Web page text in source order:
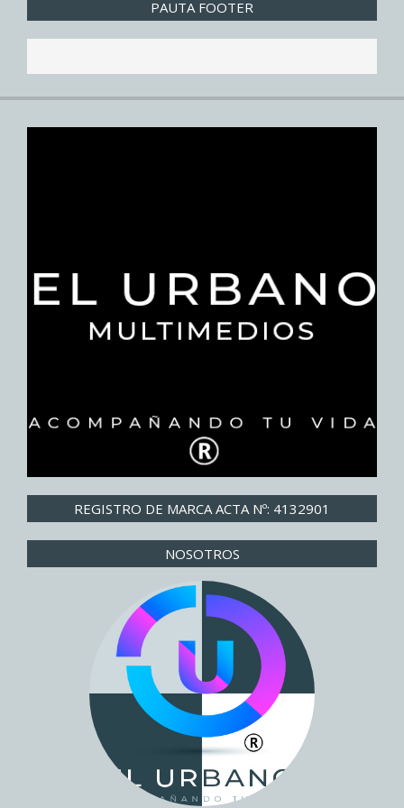
PAUTA FOOTER
REGISTRO DE MARCA ACTA Nº: 4132901
NOSOTROS